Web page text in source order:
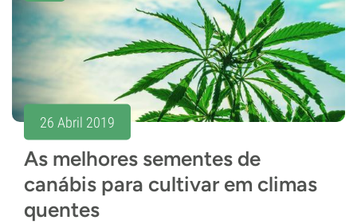
26 Abril 2019
As melhores sementes de
canábis para cultivar em climas
quentes